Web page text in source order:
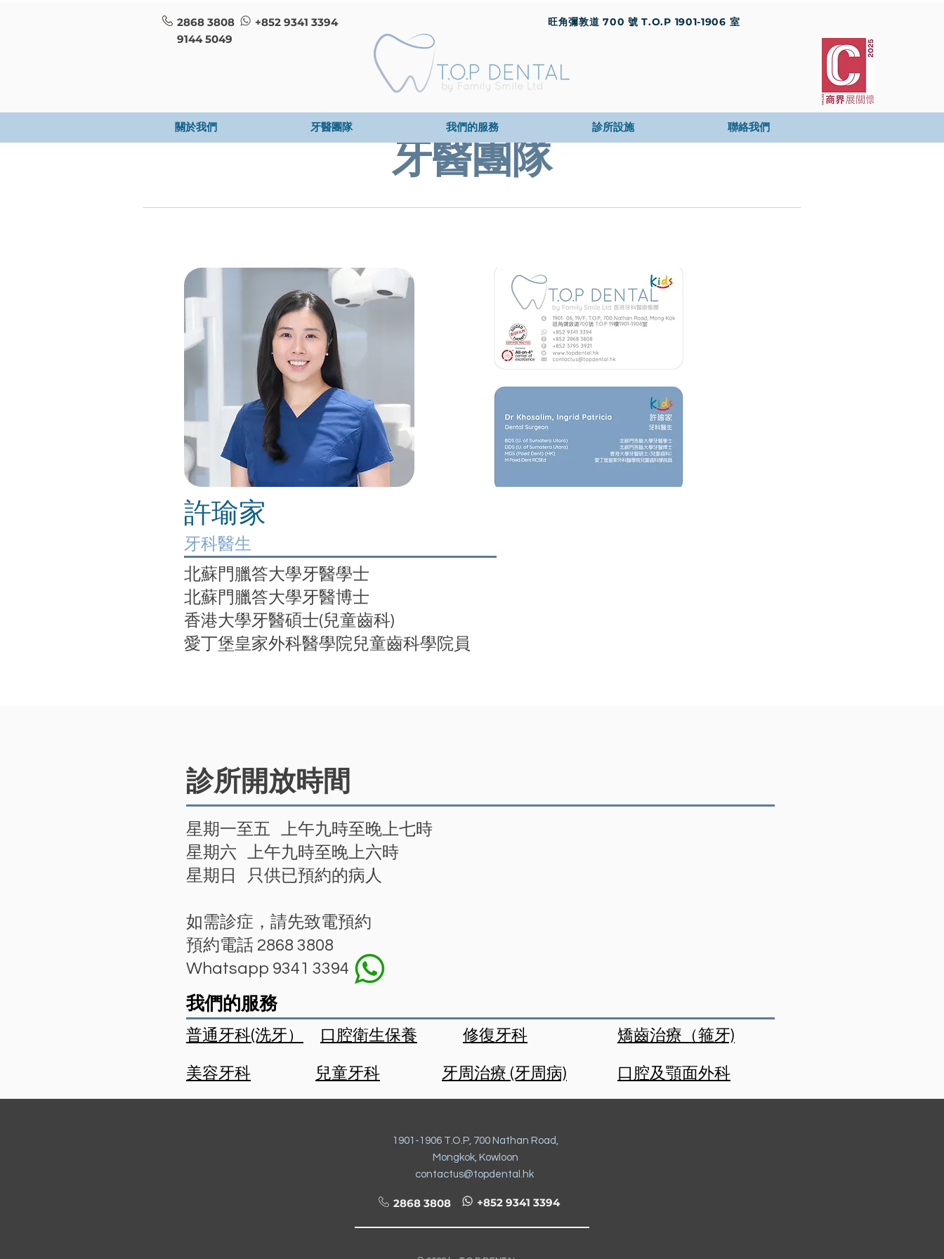
2868 3808
+852 9341 3394
9144 5049
旺角彌敦道 700 號 T.O.P 1901-1906 室
關於我們 牙醫團隊 我們的服務 診所設施 聯絡我們
牙醫團隊
許瑜家
牙科醫生
北蘇門臘答大學牙醫學士
北蘇門臘答大學牙醫博士
香港大學牙醫碩士(兒童齒科)
愛丁堡皇家外科醫學院兒童齒科學院員
診所開放時間
星期一至五 上午九時至晚上七時
星期六 上午九時至晚上六時
星期日 只供已預約的病人
如需診症，請先致電預約
預約電話 2868 3808
Whatsapp 9341 3394
我們的服務
普通牙科(洗牙） 口腔衛生保養 修復牙科 矯齒治療（箍牙)
美容牙科 兒童牙科 牙周治療 (牙周病) 口腔及顎面外科
1901-1906 T.O.P, 700 Nathan Road,
Mongkok, Kowloon
contactus@topdental.hk
2868 3808 +852 9341 3394